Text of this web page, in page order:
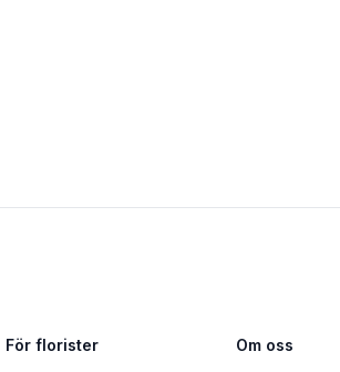
För florister Om oss